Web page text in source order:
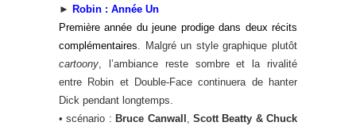
► Robin : Année Un
Première année du jeune prodige dans deux récits
complémentaires. Malgré un style graphique plutôt
cartoony, l’ambiance reste sombre et la rivalité
entre Robin et Double-Face continuera de hanter
Dick pendant longtemps.
• scénario : Bruce Canwall , Scott Beatty & Chuck